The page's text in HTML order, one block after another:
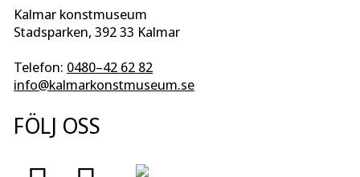
Kalmar konstmuseum
Stadsparken, 392 33 Kalmar
Telefon: 0480–42 62 82
info@kalmarkonstmuseum.se
FÖLJ OSS